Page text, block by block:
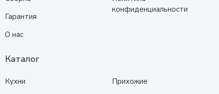
Гарантия
О нас
конфиденциальности
Каталог
Кухни
Прихожие